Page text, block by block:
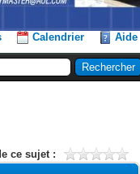
Calendrier Aide
ce sujet :